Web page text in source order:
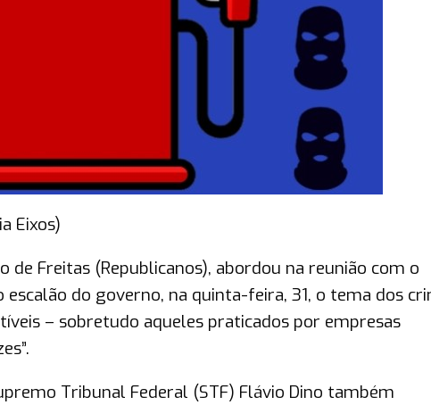
Eixos)
de Freitas (Republicanos), abordou na reunião com o
do governo, na quinta-feira, 31, o tema dos
– sobretudo aqueles praticados por empresas
Tribunal Federal (STF) Flávio Dino também